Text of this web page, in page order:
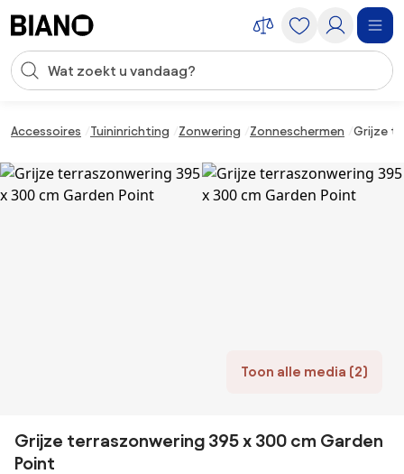
Zoekopdracht invoeren
Accessoires Tuininrichting Zonwering Zonneschermen Grijze
Toon alle media (2)
Grijze terraszonwering 395 x 300 cm Garden
Point